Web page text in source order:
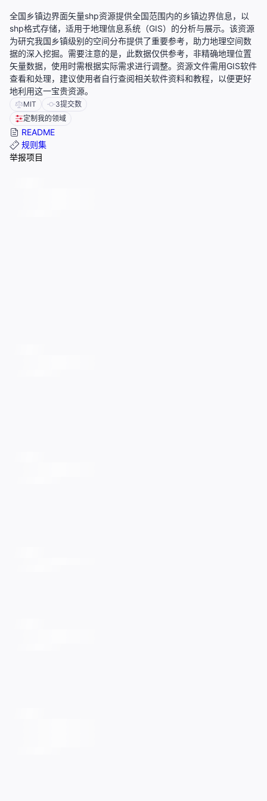
全国乡镇边界面矢量shp资源提供全国范围内的乡镇边界信息，以
shp格式存储，适用于地理信息系统（GIS）的分析与展示。该资源
为研究我国乡镇级别的空间分布提供了重要参考，助力地理空间数
据的深入挖掘。需要注意的是，此数据仅供参考，非精确地理位置
矢量数据，使用时需根据实际需求进行调整。资源文件需用GIS软件
查看和处理，建议使用者自行查阅相关软件资料和教程，以便更好
地利用这一宝贵资源。
MIT 3提交数
定制我的领域
README
规则集
举报项目